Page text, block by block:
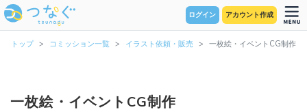
ログイン アカウント作成
トップ コミッション一覧 イラスト依頼・販売 一枚絵・イベントCG制作
一枚絵・イベントCG制作